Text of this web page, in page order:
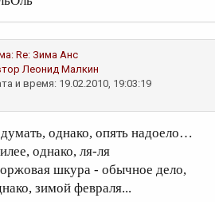
Re: Зима Анс
Леонид Малкин
и время: 19.02.2010, 19:03:19
однако, опять надоело…
однако, ля-ля
шкура - обычное дело,
зимой февраля...